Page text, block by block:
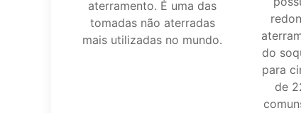
aterramento. É uma das
tomadas não aterradas
mais utilizadas no mundo.
do
para
de